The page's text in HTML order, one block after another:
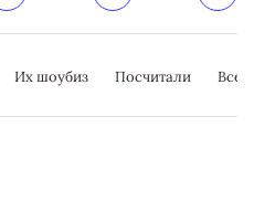
Их шоубиз Посчитали